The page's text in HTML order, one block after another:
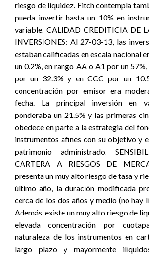
riesgo de liquidez. Fitch contempla
pueda invertir hasta un 10% en
variable. CALIDAD CREDITICIA DE
INVERSIONES: Al 27-03-13, las
estaban calificadas en escala nacional
un 0.2%, en rango AA o A1 por un
por un 32.3% y en CCC por un
concentración por emisor era
fecha. La principal inversión en
ponderaba un 21.5% y las primeras
obedece en parte a la estrategia del
instrumentos afines con su objetivo y
patrimonio administrado.
CARTERA A RIESGOS DE
presenta un muy alto riesgo de tasa y
último año, la duración modificada
cerca de los dos años y medio (no hay
Además, existe un muy alto riesgo de
elevada concentración por
naturaleza de los instrumentos en
largo plazo y mayormente